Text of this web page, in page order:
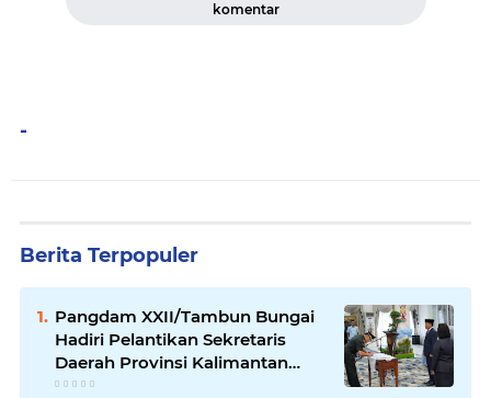
komentar
-
Berita Terpopuler
Pangdam XXII/Tambun Bungai
Hadiri Pelantikan Sekretaris
Daerah Provinsi Kalimantan
Tengah